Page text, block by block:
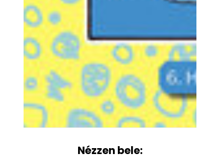
Nézzen bele: